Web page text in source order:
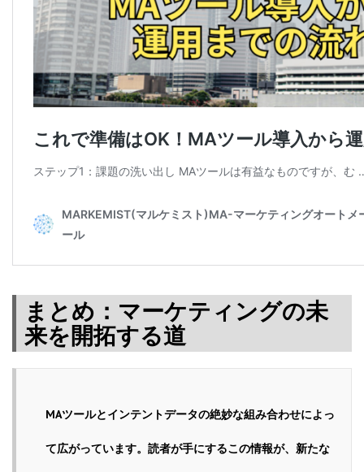
まとめ：マーケティングの未
来を開拓する道
MAツールとインテントデータの絶妙な組み合わせによっ
て広がっています。読者が手にするこの情報が、新たな